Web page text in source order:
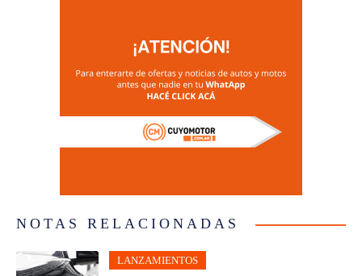
NOTAS RELACIONADAS
LANZAMIENTOS